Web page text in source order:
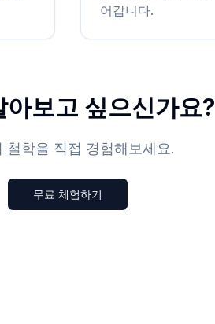
어갑니다.
보고 싶으신가요?
철학을 직접 경험해보세요.
무료 체험하기